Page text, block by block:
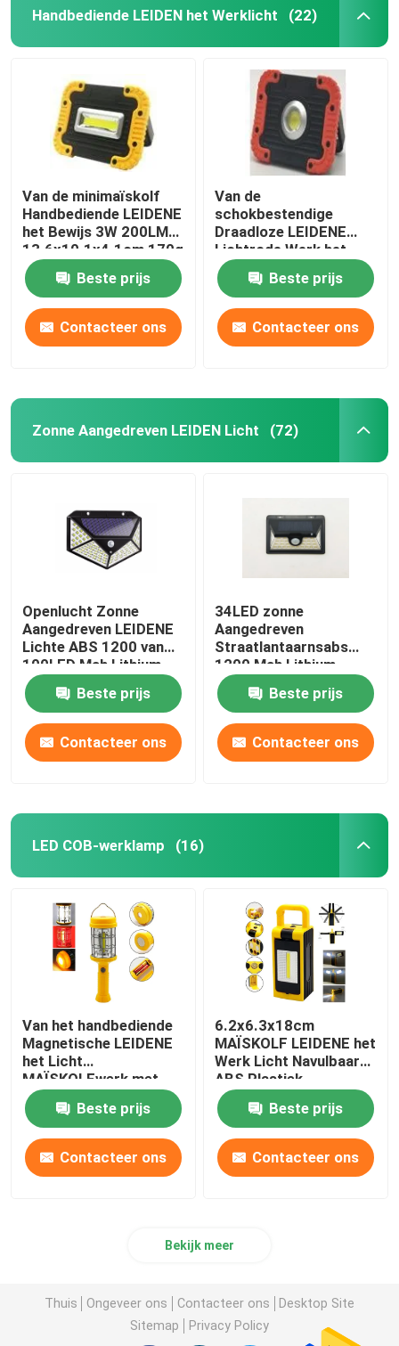
Handbediende LEIDEN het Werklicht (22)
Van de minimaïskolf
Handbediende LEIDENE
het Bewijs 3W 200LM
13.6x10.1x4.1cm 170g
het Werk Lichte Schok
Beste prijs
Contacteer ons
Van de
schokbestendige
Draadloze LEIDENE
Lichtrode Werk het
Werk het Lichte 3W
200lm Minimaïskolf
Beste prijs
Contacteer ons
Zonne Aangedreven LEIDEN Licht (72)
Openlucht Zonne
Aangedreven LEIDENE
Lichte ABS 1200 van
100LED Mah Lithium
18650 Zonne
Aangedreven Geleide
Tuinlichten
Beste prijs
Contacteer ons
34LED zonne
Aangedreven
Straatlantaarnsabs
1200 Mah Lithium
18650 Batterij
15.8x10.5x4.8cm IP44
met Bewegingssensor
Beste prijs
Contacteer ons
LED COB-werklamp (16)
Van het handbediende
Magnetische LEIDENE
het Licht
MAÏSKOLFwerk met
Hoogste Licht ABS
Plastiek
7.5x7.5x25.5cm
Beste prijs
Contacteer ons
6.2x6.3x18cm
MAÏSKOLF LEIDENE het
Werk Licht Navulbaar
ABS Plastiek
Beste prijs
Contacteer ons
Bekijk meer
Thuis Ongeveer ons Contacteer ons
Desktop Site
Sitemap
Privacy Policy